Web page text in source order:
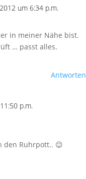
um 6:34 p.m.
in meiner Nähe bist.
… passt alles.
Antworten
p.m.
den Ruhrpott.. 😉